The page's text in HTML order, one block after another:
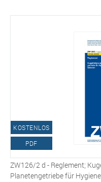
KOSTENLOS
PDF
ZW126/2 d - Reglement;
Planetengetriebe für